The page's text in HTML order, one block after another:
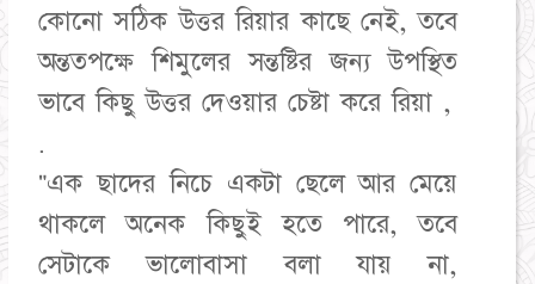
কোনো সঠিক উত্তর রিয়ার কাছে নেই, তবে
অন্ততপক্ষে শিমুলের সন্তষ্টির জন্য উপস্থিত
ভাবে কিছু উত্তর দেওয়ার চেষ্টা করে রিয়া ,
.
"এক ছাদের নিচে একটা ছেলে আর মেয়ে
থাকলে অনেক কিছুই হতে পারে, তবে
সেটাকে ভালোবাসা বলা যায় না,